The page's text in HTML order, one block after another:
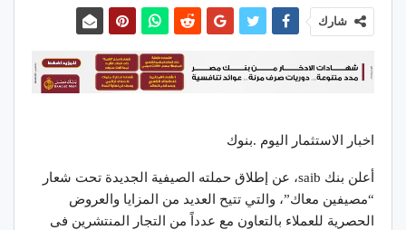
شارك
اخبار الاستثمار اليوم .بنوك
أعلن بنك saib، عن إطلاق حملته الصيفية الجديدة تحت شعار
“مصيفين معاك”، والتي تتيح العديد من المزايا والعروض
الحصرية للعملاء بالتعاون مع عدداً من التجار المنتشرين فى